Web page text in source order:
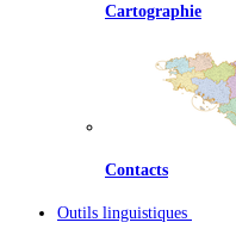
Cartographie
Contacts
Outils linguistiques